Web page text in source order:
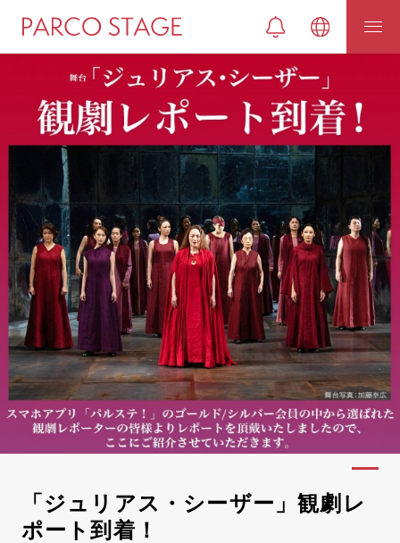
「ジュリアス・シーザー」観劇レ
ポート到着！